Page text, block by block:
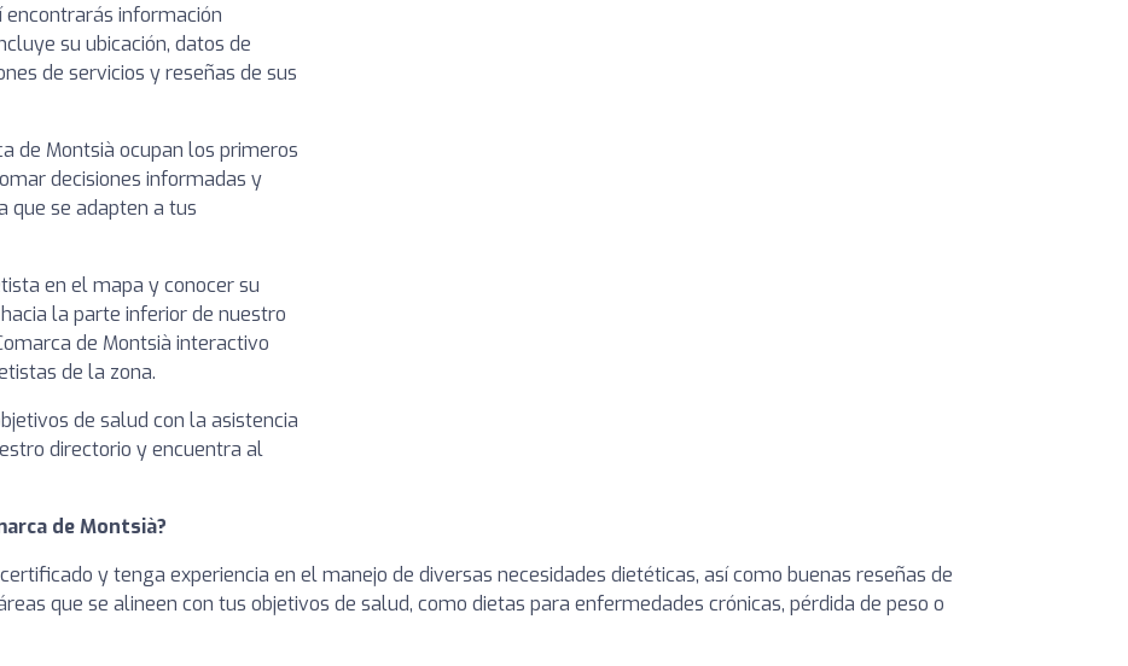
encontrarás información
su ubicación, datos de
de servicios y reseñas de sus
de Montsià ocupan los primeros
decisiones informadas y
que se adapten a tus
en el mapa y conocer su
la parte inferior de nuestro
de Montsià interactivo
de la zona.
de salud con la asistencia
directorio y encuentra al
de Montsià?
y tenga experiencia en el manejo de diversas necesidades dietéticas, así como buenas reseñas de
que se alineen con tus objetivos de salud, como dietas para enfermedades crónicas, pérdida de peso o